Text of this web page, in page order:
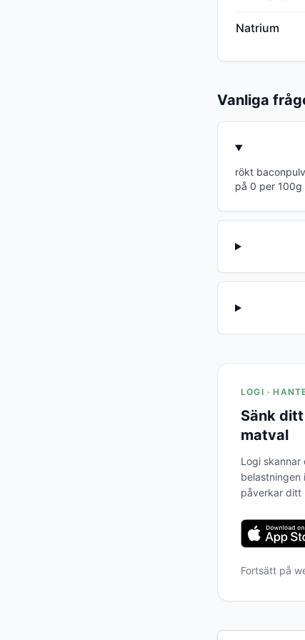
Natrium
Vanliga
rökt
på 0 per 100g
LOGI ·
Sänk
matval
Logi skannar
belastningen
påverkar ditt
Fortsätt på